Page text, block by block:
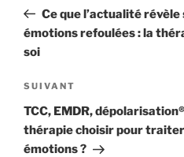
Ce que l’actualité
émotions refoulées : la
soi
SUIVANT
TCC, EMDR,
thérapie choisir pour traiter
émotions ?